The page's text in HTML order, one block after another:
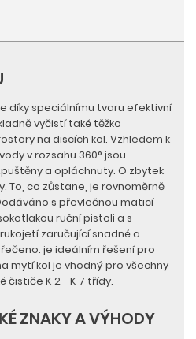
díky speciálnímu tvaru efektivní
vyčistí také těžko
na discích kol. Vzhledem k
v rozsahu 360° jsou
a opláchnuty. O zbytek
To, co zůstane, je rovnoměrně
s převlečnou maticí
ruční pistoli a s
zaručující snadné a
je ideálním řešení pro
mytí kol je vhodný pro všechny
čističe K 2 - K 7 třídy.
ZNAKY A VÝHODY